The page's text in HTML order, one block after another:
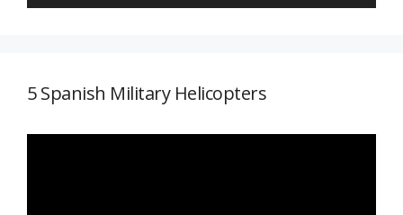
5 Spanish Military Helicopters